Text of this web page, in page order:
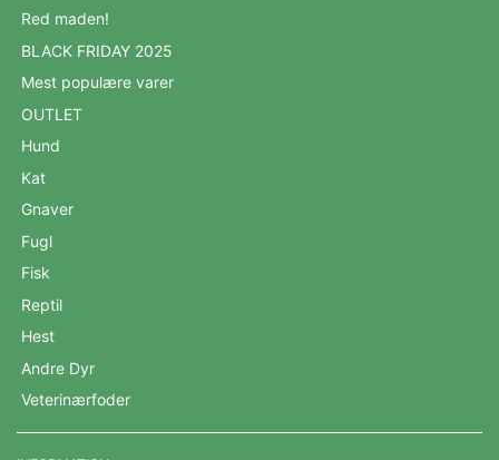
Red maden!
BLACK FRIDAY 2025
Mest populære varer
OUTLET
Hund
Kat
Gnaver
Fugl
Fisk
Reptil
Hest
Andre Dyr
Veterinærfoder